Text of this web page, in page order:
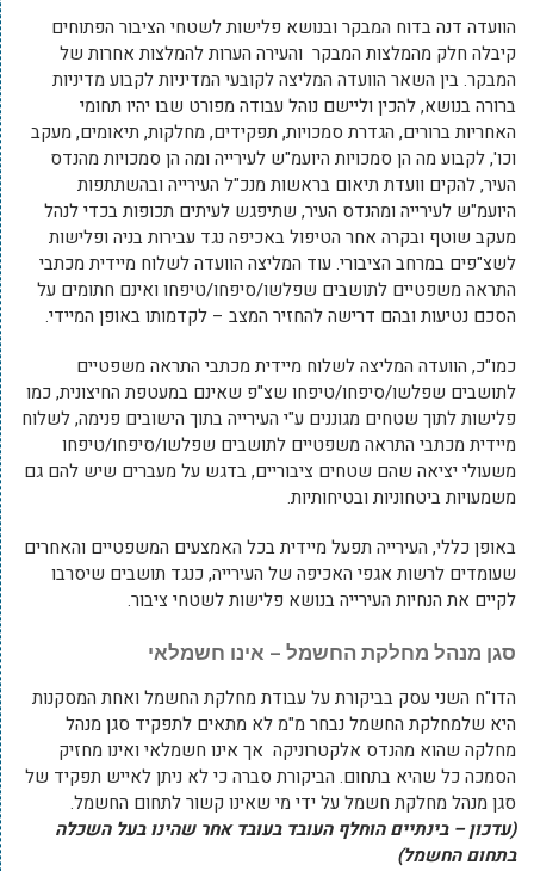
הוועדה דנה בדוח המבקר ובנושא פלישות לשטחי הציבור הפתוחים
קיבלה חלק מהמלצות המבקר והעירה הערות להמלצות אחרות של
המבקר. בין השאר הוועדה המליצה לקובעי המדיניות לקבוע מדיניות
ברורה בנושא, להכין וליישם נוהל עבודה מפורט שבו יהיו תחומי
האחריות ברורים, הגדרת סמכויות, תפקידים, מחלקות, תיאומים, מעקב
וכו', לקבוע מה הן סמכויות היועמ"ש לעירייה ומה הן סמכויות מהנדס
העיר, להקים וועדת תיאום בראשות מנכ"ל העירייה ובהשתתפות
היועמ"ש לעירייה ומהנדס העיר, שתיפגש לעיתים תכופות בכדי לנהל
מעקב שוטף ובקרה אחר הטיפול באכיפה נגד עבירות בניה ופלישות
לשצ"פים במרחב הציבורי. עוד המליצה הוועדה לשלוח מיידית מכתבי
התראה משפטיים לתושבים שפלשו/סיפחו/טיפחו ואינם חתומים על
הסכם נטיעות ובהם דרישה להחזיר המצב – לקדמותו באופן המיידי.
כמו"כ, הוועדה המליצה לשלוח מיידית מכתבי התראה משפטיים
לתושבים שפלשו/סיפחו/טיפחו שצ"פ שאינם במעטפת החיצונית, כמו
פלישות לתוך שטחים מגוננים ע"י העירייה בתוך הישובים פנימה, לשלוח
מיידית מכתבי התראה משפטיים לתושבים שפלשו/סיפחו/טיפחו
משעולי יציאה שהם שטחים ציבוריים, בדגש על מעברים שיש להם גם
משמעויות ביטחוניות ובטיחותיות.
באופן כללי, העירייה תפעל מיידית בכל האמצעים המשפטיים והאחרים
שעומדים לרשות אגפי האכיפה של העירייה, כנגד תושבים שיסרבו
לקיים את הנחיות העירייה בנושא פלישות לשטחי ציבור.
סגן מנהל מחלקת החשמל – אינו חשמלאי
הדו"ח השני עסק בביקורת על עבודת מחלקת החשמל ואחת המסקנות
היא שלמחלקת החשמל נבחר מ"מ לא מתאים לתפקיד סגן מנהל
מחלקה שהוא מהנדס אלקטרוניקה אך אינו חשמלאי ואינו מחזיק
הסמכה כל שהיא בתחום. הביקורת סברה כי לא ניתן לאייש תפקיד של
סגן מנהל מחלקת חשמל על ידי מי שאינו קשור לתחום החשמל.
(עדכון – בינתיים הוחלף העובד בעובד אחר שהינו בעל השכלה
בתחום החשמל)